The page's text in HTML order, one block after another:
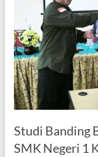
Studi Banding
SMK Negeri 1